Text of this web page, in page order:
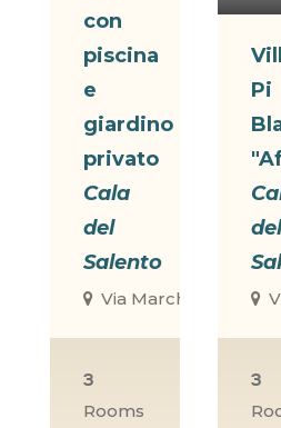
con
piscina
e
giardino
privato
Cala
del
Salento
Via Marche, Torre
3
Rooms
Pi
del
3